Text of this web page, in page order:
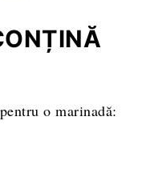
o marinadă: